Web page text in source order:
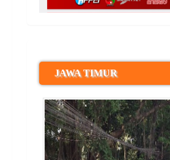
JAWA TIMUR